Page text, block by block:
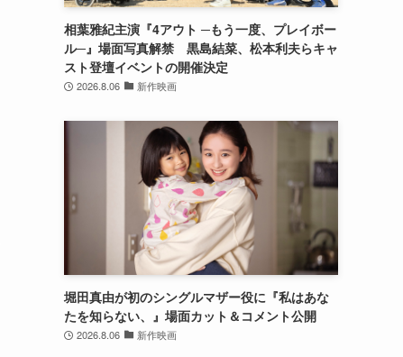
相葉雅紀主演『4アウト ─もう一度、プレイボー
ル─』場面写真解禁 黒島結菜、松本利夫らキャ
スト登壇イベントの開催決定
2026.8.06 新作映画
堀田真由が初のシングルマザー役に『私はあな
たを知らない、』場面カット＆コメント公開
2026.8.06 新作映画